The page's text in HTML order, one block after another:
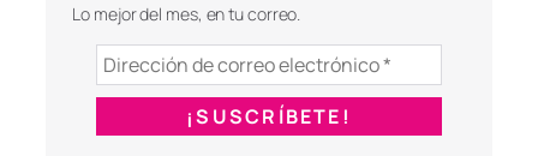
Lo mejor del mes, en tu correo.